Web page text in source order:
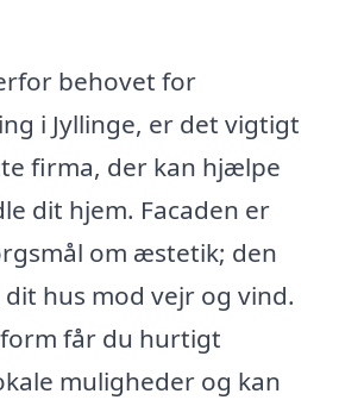
behovet for
i Jyllinge, er det vigtigt
firma, der kan hjælpe
dit hjem. Facaden er
om æstetik; den
hus mod vejr og vind.
får du hurtigt
muligheder og kan